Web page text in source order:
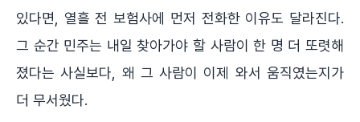
있다면, 열흘 전 보험사에 먼저 전화한 이유도 달라진다.
그 순간 민주는 내일 찾아가야 할 사람이 한 명 더 또렷해
졌다는 사실보다, 왜 그 사람이 이제 와서 움직였는지가
더 무서웠다.